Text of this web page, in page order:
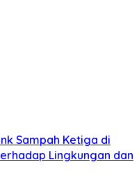
Sampah Ketiga di
Lingkungan dan